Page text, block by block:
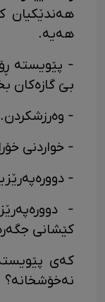
هەندێکیان
هەیە.
- پێویستە
بێ گازەکان
- وەرزشکردن.
- خواردنی
-
-
کێشانی
کەی
نەخۆشخانە؟